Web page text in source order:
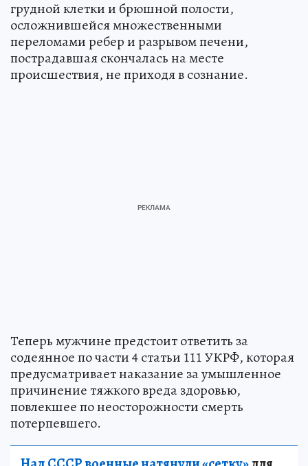
грудной клетки и брюшной полости,
осложнившейся множественными
переломами ребер и разрывом печени,
пострадавшая скончалась на месте
происшествия, не приходя в сознание.
Теперь мужчине предстоит ответить за
содеянное по части 4 статьи 111 УКРФ, которая
предусматривает наказание за умышленное
причинение тяжкого вреда здоровью,
повлекшее по неосторожности смерть
потерпевшего.